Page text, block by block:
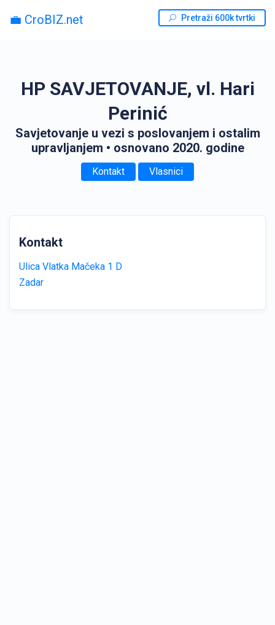
💼 CroBIZ.net Pretraži 600k tvrtki
HP SAVJETOVANJE, vl. Hari
Perinić
Savjetovanje u vezi s poslovanjem i ostalim
upravljanjem • osnovano 2020. godine
Kontakt Vlasnici
Kontakt
Ulica Vlatka Mačeka 1 D
Zadar